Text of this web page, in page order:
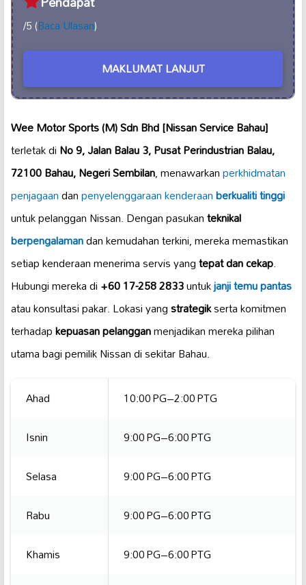
/5 (Baca Ulasan)
MAKLUMAT LANJUT
Wee Motor Sports (M) Sdn Bhd [Nissan Service Bahau]
terletak diNo 9, Jalan Balau 3, Pusat Perindustrian Balau,
72100 Bahau, Negeri Sembilan, menawarkanperkhidmatan
penjagaandanpenyelenggaraan kenderaanberkualiti tinggi
untuk pelanggan Nissan. Dengan pasukanteknikal
berpengalamandan kemudahan terkini, mereka memastikan
setiap kenderaan menerima servis yangtepat dan cekap.
Hubungi mereka di+60 17-258 2833untukjanji temupantas
atau konsultasi pakar. Lokasi yangstrategikserta komitmen
terhadapkepuasan pelangganmenjadikan mereka pilihan
utama bagi pemilik Nissan di sekitar Bahau.
Ahad
10:00 PG–2:00 PTG
Isnin
9:00 PG–6:00 PTG
Selasa
9:00 PG–6:00 PTG
Rabu
9:00 PG–6:00 PTG
Khamis
9:00 PG–6:00 PTG